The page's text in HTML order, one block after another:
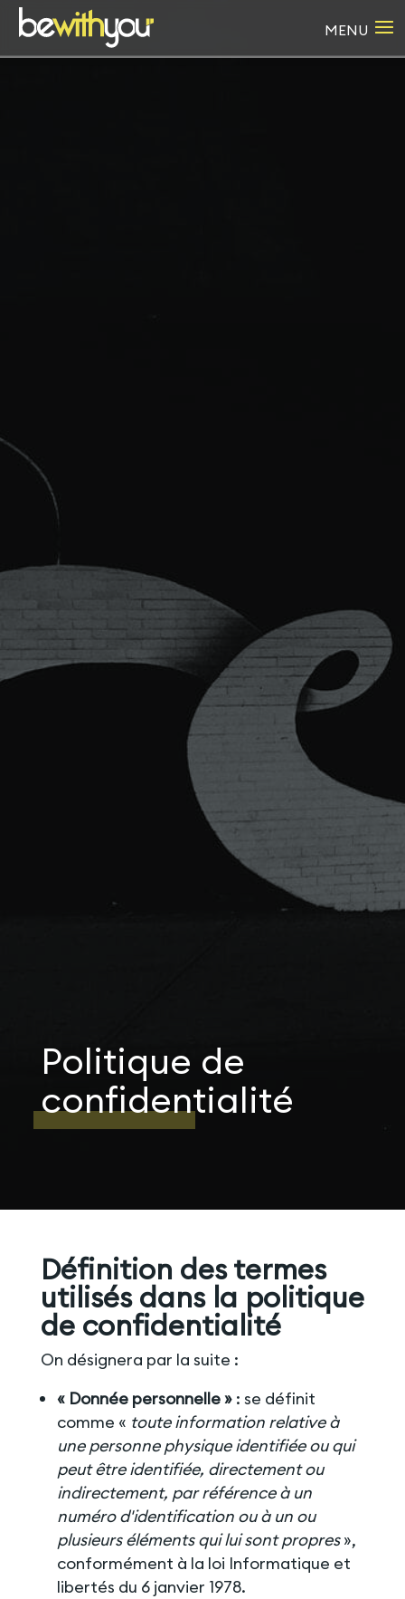
Panneau de gestion des cookies
Politique de
confidentialité
Définition des termes
utilisés dans la politique
de confidentialité
On désignera par la suite :
« Donnée personnelle » : se définit
comme « toute information relative à
une personne physique identifiée ou qui
peut être identifiée, directement ou
indirectement, par référence à un
numéro d'identification ou à un ou
plusieurs éléments qui lui sont propres»,
conformément à la loi Informatique et
libertés du 6 janvier 1978.